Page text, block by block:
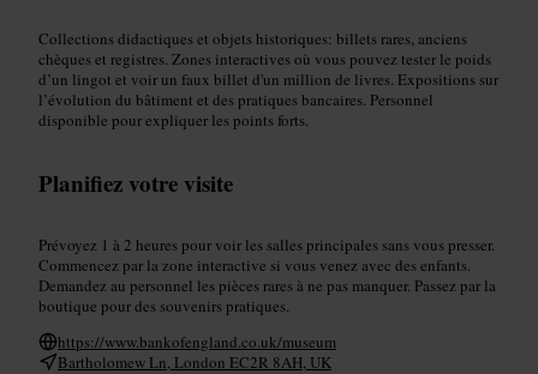
Collections didactiques et objets historiques: billets rares, anciens
chèques et registres. Zones interactives où vous pouvez tester le poids
d’un lingot et voir un faux billet d'un million de livres. Expositions sur
l’évolution du bâtiment et des pratiques bancaires. Personnel
disponible pour expliquer les points forts.
Planifiez votre visite
Prévoyez 1 à 2 heures pour voir les salles principales sans vous presser.
Commencez par la zone interactive si vous venez avec des enfants.
Demandez au personnel les pièces rares à ne pas manquer. Passez par la
boutique pour des souvenirs pratiques.
https://www.bankofengland.co.uk/museum
Bartholomew Ln, London EC2R 8AH, UK